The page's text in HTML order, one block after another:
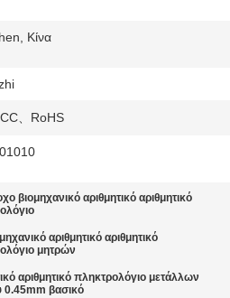
Κίνα
、RoHS
βιομηχανικό αριθμητικό αριθμητικό
αριθμητικό αριθμητικό
μητρών
αριθμητικό πληκτρολόγιο μετάλλων
0.45mm βασικό